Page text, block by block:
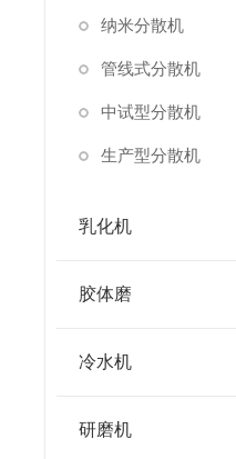
纳米分散机
管线式分散机
中试型分散机
生产型分散机
乳化机
胶体磨
冷水机
研磨机